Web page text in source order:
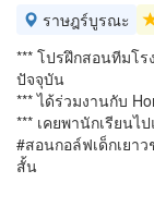
ราษฎร์บูรณะ
*** โปรฝึกสอนทีมโ
ปัจจุบัน
*** ได้ร่วมงานกับ
*** เคยพานักเรียนไ
#สอนกอล์ฟเด็กเยา
สั้น